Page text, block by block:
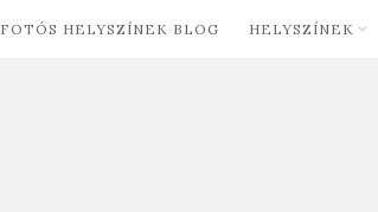
FOTÓS HELYSZÍNEK BLOG HELYSZÍNEK